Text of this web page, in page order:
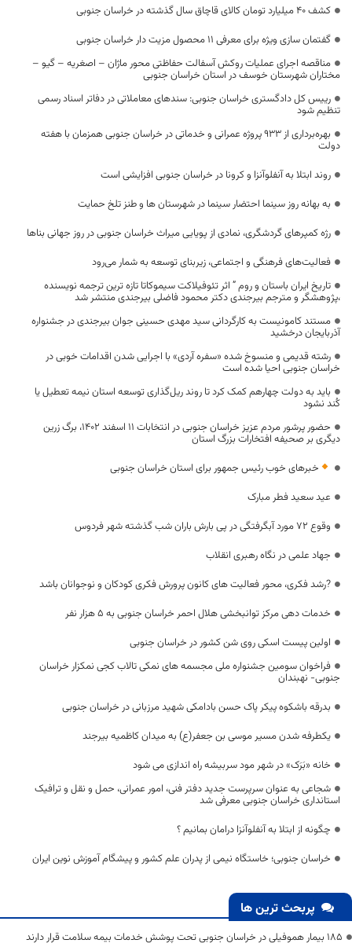
کشف ۴۰ میلیارد تومان کالای قاچاق سال گذشته در خراسان جنوبی
گفتمان سازی ویژه برای معرفی ۱۱ محصول مزیت دار خراسان جنوبی
مناقصه اجرای عملیات روکش آسفالت حفاظتی محور ماژان – اصغریه – گیو –
مختاران شهرستان خوسف در استان خراسان جنوبی
رییس کل دادگستری خراسان جنوبی: سندهای معاملاتی در دفاتر اسناد رسمی
تنظیم شود
بهره‌برداری از ۹۳۳ پروژه عمرانی و خدماتی در خراسان جنوبی همزمان با هفته
دولت
روند ابتلا به آنفلوآنزا و کرونا در خراسان جنوبی افزایشی است
به بهانه روز سینما احتضار سینما در شهرستان ها و طنز تلخ حمایت
رژه کمپرهای گردشگری، نمادی از پویایی میراث خراسان جنوبی در روز جهانی بناها
فعالیت‌های فرهنگی و اجتماعی، زیربنای توسعه به شمار می‌رود
تاریخ ایران باستان و روم ” اثر تئوفیلاکت سیموکاتا تازه ترین ترجمه نویسنده
،پژوهشگر و مترجم بیرجندی دکتر محمود فاضلی بیرجندی منتشر شد
مستند کامونیست به کارگردانی سید مهدی حسینی جوان بیرجندی در جشنواره
آذربایجان درخشید
رشته قدیمی و منسوخ شده «سفره آردی» با اجرایی شدن اقدامات خوبی در
خراسان جنوبی احیا شده است
باید به دولت چهارهم کمک کرد تا روند ریل‌گذاری توسعه استان نیمه تعطیل یا
کُند نشود
حضور پرشور مردم عزیز خراسان جنوبی در انتخابات ۱۱ اسفند ۱۴۰۲، برگ زرین
دیگری بر صحیفه افتخارات بزرگ استان
خبرهای خوب رئیس جمهور برای استان خراسان جنوبی
عید سعید فطر مبارک
وقوع ۷۲ مورد آبگرفتگی در پی بارش باران شب گذشته شهر فردوس
جهاد علمی در نگاه رهبری انقلاب
?رشد فکری، محور فعالیت های کانون پرورش فکری کودکان و نوجوانان باشد
خدمات دهی مرکز توانبخشی هلال احمر خراسان جنوبی به ۵ هزار نفر
اولین پیست اسکی روی شن کشور در خراسان جنوبی
فراخوان سومین جشنواره ملی مجسمه های نمکی تالاب کجی نمکزار خراسان
جنوبی- نهبندان
بدرقه باشکوه پیکر پاک حسن بادامکی شهید مرزبانی در خراسان جنوبی
یکطرفه شدن مسیر موسی بن جعفر(ع) به میدان کاظمیه بیرجند
خانه «بَرَک» در شهر مود سربیشه راه اندازی می شود
شجاعی به عنوان سرپرست جدید دفتر فنی، امور عمرانی، حمل و نقل و ترافیک
استانداری خراسان جنوبی معرفی شد
چگونه از ابتلا به آنفلوآنزا درامان بمانیم ؟ ‌
خراسان جنوبی؛ خاستگاه نیمی از پدران علم کشور و پیشگام آموزش نوین ایران
پربحث ترین ها
۱۸۵ بیمار هموفیلی در خراسان جنوبی تحت پوشش خدمات بیمه سلامت قرار دارند